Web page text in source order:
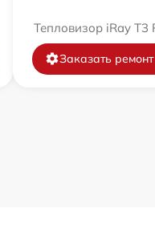
Тепловизор iRay T3
Заказать ремонт